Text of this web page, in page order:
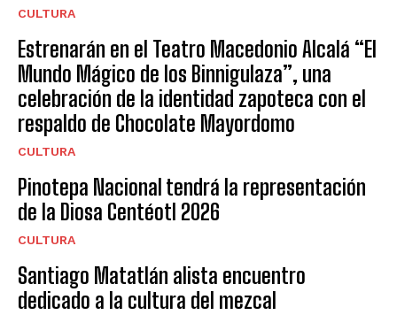
CULTURA
Estrenarán en el Teatro Macedonio Alcalá “El
Mundo Mágico de los Binnigulaza”, una
celebración de la identidad zapoteca con el
respaldo de Chocolate Mayordomo
CULTURA
Pinotepa Nacional tendrá la representación
de la Diosa Centéotl 2026
CULTURA
Santiago Matatlán alista encuentro
dedicado a la cultura del mezcal